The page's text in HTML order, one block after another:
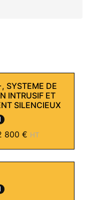
SYSTEME DE
INTRUSIF ET
SILENCIEUX
:
800 € HT